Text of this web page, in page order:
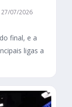
07/2026
final, e a
ligas a